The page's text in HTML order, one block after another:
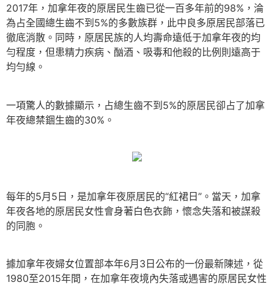
2017年，加拿年夜的原居民生齒已從一百多年前的98%，淪
為占全國總生齒不到5%的多數族群，此中良多原居民部落已
徹底消散。同時，原居民族的人均壽命遠低于加拿年夜的均
勻程度，但患精力疾病、酗酒、吸毒和他殺的比例則遠高于
均勻線。
一項驚人的數據顯示，占總生齒不到5%的原居民卻占了加拿
年夜總禁錮生齒的30%。
每年的5月5日，是加拿年夜原居民的“紅裙日”。當天，加拿
年夜各地的原居民女性會身著白色衣飾，懷念失落和被謀殺
的同胞。
據加拿年夜婦女位置部本年6月3日公布的一份最新陳述，從
1980至2015年間，在加拿年夜境內失落或遇害的原居民女性